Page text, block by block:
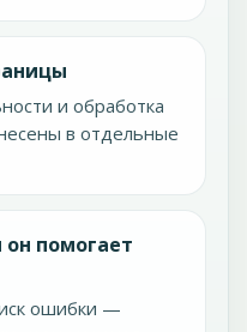
и обработка
в отдельные
он помогает
ошибки —